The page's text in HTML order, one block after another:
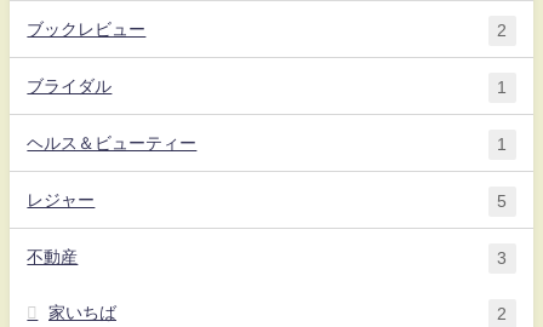
ブックレビュー 2
ブライダル 1
ヘルス＆ビューティー 1
レジャー 5
不動産 3
家いちば 2